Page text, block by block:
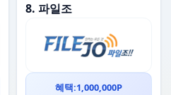
8. 파일조
혜택:1,000,000P